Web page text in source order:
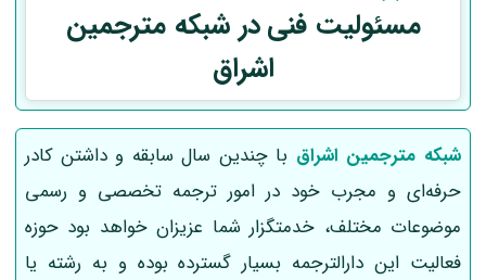
مسئولیت فنیدر شبکه مترجمین
اشراق
شبکه مترجمین اشراق با چندین سال سابقه و داشتن کادر
حرفه‌ای و مجرب خود در امور ترجمه تخصصی و رسمی
موضوعات مختلف، خدمتگزار شما عزیزان خواهد بود حوزه
فعالیت این دارالترجمه بسیار گسترده بوده و به رشته یا